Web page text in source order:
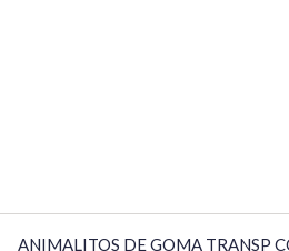
ANIMALITOS DE GOMA TRANSP